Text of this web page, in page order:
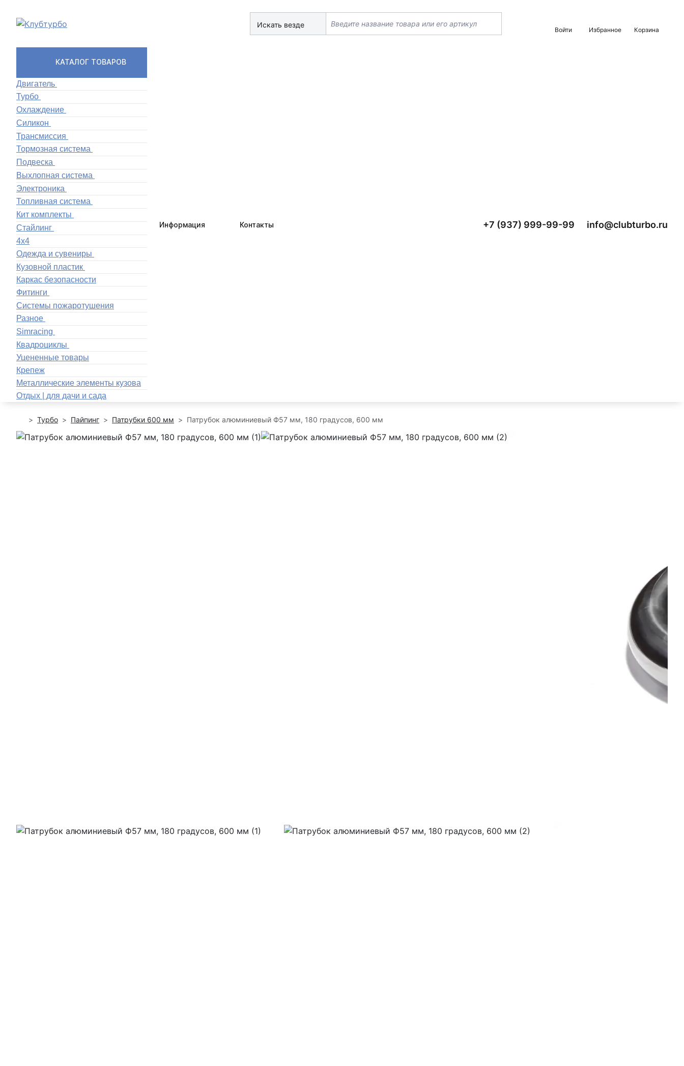
Искать везде
Войти Избранное Корзина
КАТАЛОГ ТОВАРОВ
Двигатель
Турбо
Охлаждение
Силикон
Трансмиссия
Тормозная система
Подвеска
Выхлопная система
Электроника
Топливная система
Кит комплекты
Стайлинг
4x4
Одежда и сувениры
Кузовной пластик
Каркас безопасности
Фитинги
Системы пожаротушения
Разное
Simracing
Квадроциклы
Уцененные товары
Крепеж
Металлические элементы кузова
Отдых | для дачи и сада
Информация Контакты +7 (937) 999-99-99 info@clubturbo.ru
Турбо Пайпинг Патрубки 600 мм Патрубок алюминиевый Ф57 мм, 180 градусов, 600 мм